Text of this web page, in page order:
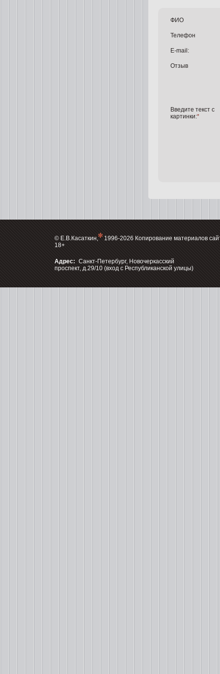
ФИО
Телефон
E-mail:
Отзыв
Введите текст с
картинки:*
Адрес: Санкт-Петербург, Новочеркасский
проспект, д.29/10 (вход с Республиканской улицы)
© Е.В.Касаткин,
1996-2026 Копирование материалов
18+